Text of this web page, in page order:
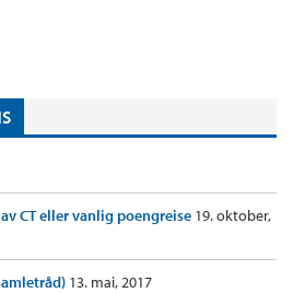
CT eller vanlig poengreise 19. oktober,
13. mai, 2017